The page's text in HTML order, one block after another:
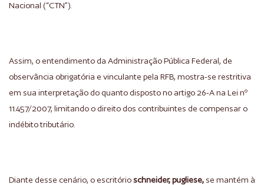
Nacional (“CTN”).
Assim, o entendimento da Administração Pública Federal, de
observância obrigatória e vinculante pela RFB, mostra-se restritiva
em sua interpretação do quanto disposto no artigo 26-A na Lei nº
11.457/2007, limitando o direito dos contribuintes de compensar o
indébito tributário.
Diante desse cenário, o escritórioschneider, pugliese, se mantém à